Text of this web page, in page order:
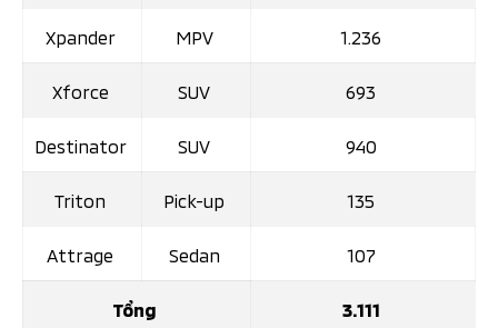
Xpander MPV 1.236
Xforce SUV 693
Destinator SUV 940
Triton Pick-up 135
Attrage Sedan 107
Tổng 3.111